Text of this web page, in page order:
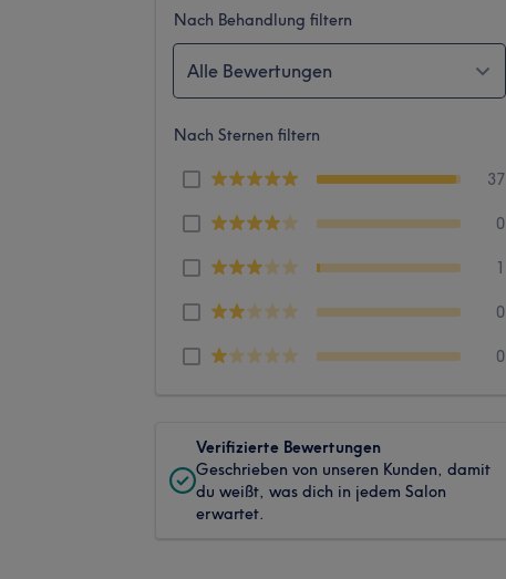
Nach Behandlung filtern
Alle Bewertungen
Nach Sternen filtern
37
0
1
0
0
Verifizierte Bewertungen
Geschrieben von unseren Kunden, damit
du weißt, was dich in jedem Salon
erwartet.